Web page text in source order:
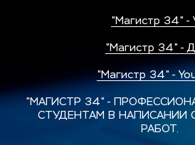
"Магистр 34" -
"Магистр 34" -
"Магистр 34" -
"МАГИСТР 34" -
СТУДЕНТАМ В НАПИСАНИИ
РАБОТ.